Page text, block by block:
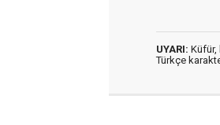
UYARI: Küfür,
Türkçe